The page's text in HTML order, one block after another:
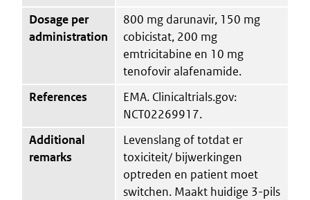
Dosage per
administration
800 mg darunavir, 150 mg
cobicistat, 200 mg
emtricitabine en 10 mg
tenofovir alafenamide.
References
EMA. Clinicaltrials.gov:
NCT02269917.
Additional
remarks
Levenslang of totdat er
toxiciteit/ bijwerkingen
optreden en patient moet
switchen. Maakt huidige 3-pils